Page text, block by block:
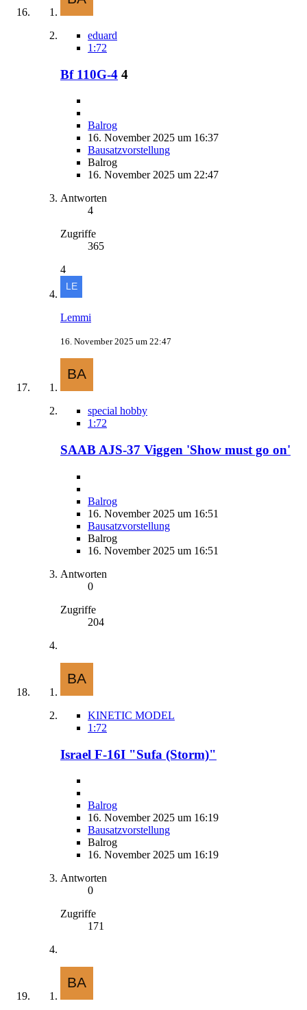
eduard
1:72
Bf 110G-4 4
Balrog
16. November 2025 um 16:37
Bausatzvorstellung
Balrog
16. November 2025 um 22:47
Antworten
4
Zugriffe
365
4
Lemmi
16. November 2025 um 22:47
special hobby
1:72
SAAB AJS-37 Viggen 'Show must go on'
Balrog
16. November 2025 um 16:51
Bausatzvorstellung
Balrog
16. November 2025 um 16:51
Antworten
0
Zugriffe
204
KINETIC MODEL
1:72
Israel F-16I "Sufa (Storm)"
Balrog
16. November 2025 um 16:19
Bausatzvorstellung
Balrog
16. November 2025 um 16:19
Antworten
0
Zugriffe
171